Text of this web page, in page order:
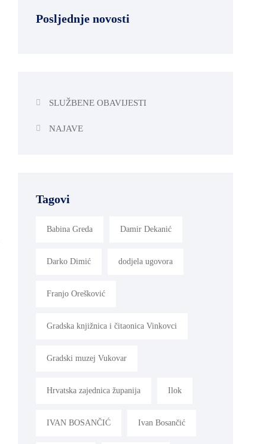
Posljednje novosti
SLUŽBENE OBAVIJESTI
NAJAVE
Tagovi
Babina Greda Damir Dekanić
Darko Dimić dodjela ugovora
Franjo Orešković
Gradska knjižnica i čitaonica Vinkovci
Gradski muzej Vukovar
Hrvatska zajednica županija Ilok
IVAN BOSANČIĆ Ivan Bosančić